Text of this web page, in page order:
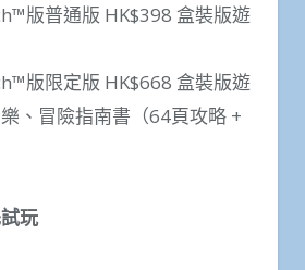
版普通版 HK$398 盒裝版遊
版限定版 HK$668 盒裝版遊
、冒險指南書（64頁攻略 +
玩